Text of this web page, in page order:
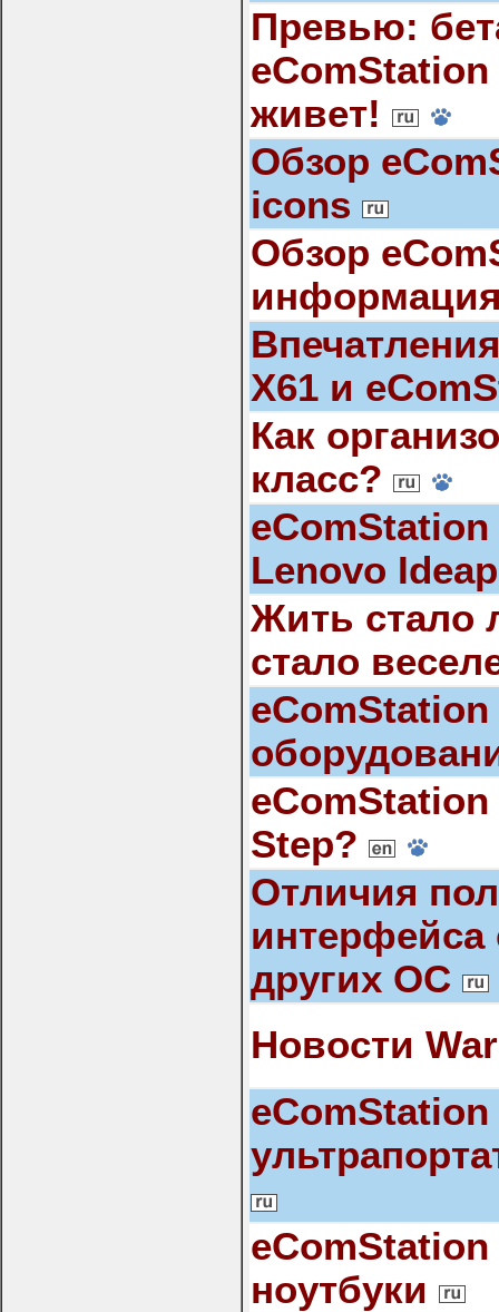
Превью:
живет!
Обзор
icons
Обзор
X61 и
Как
класс?
Lenovo
Жить стало
стало
Step?
Отличия
интерфейса
других ОС
Новости
eComStation
ноутбуки